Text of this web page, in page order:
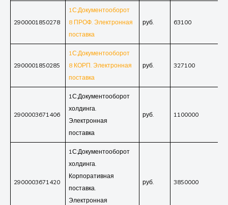
2900001850278
1С:Документооборот
8 ПРОФ. Электронная
поставка
руб. 63100
2900001850285
1С:Документооборот
8 КОРП. Электронная
поставка
руб. 327100
2900003671406
1С:Документооборот
холдинга.
Электронная
поставка
руб. 1100000
2900003671420
1С:Документооборот
холдинга.
Корпоративная
поставка.
Электронная
руб. 3850000